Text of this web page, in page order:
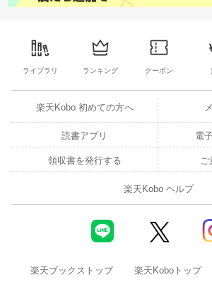
ライブラリ ランキング クーポン
楽天Kobo 初めての方へ
読書アプリ 電
領収書を発行する ご
楽天Kobo ヘルプ
楽天ブックストップ 楽天Koboトップ